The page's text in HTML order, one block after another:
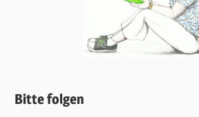
Bitte folgen